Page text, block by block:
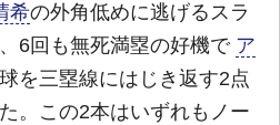
希の外角低めに逃げるスラ
6回も無死満塁の好機で ア
を三塁線にはじき返す2点
。この2本はいずれもノー